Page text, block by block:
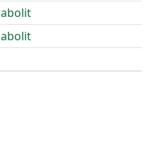
abolit
abolit